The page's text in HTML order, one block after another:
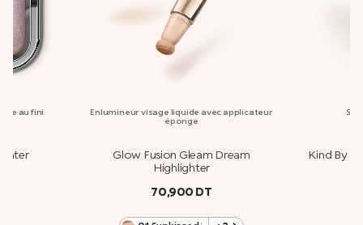
au fini
Enlumineur visage liquide avec applicateur
éponge
Glow Fusion Gleam Dream
Highlighter
70,900 DT
Kind By